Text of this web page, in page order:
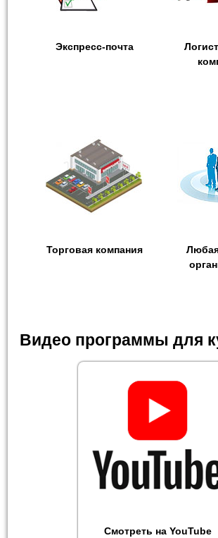
Экспресс-почта
Торговая компания
Видео программы для
Смотреть на YouTube